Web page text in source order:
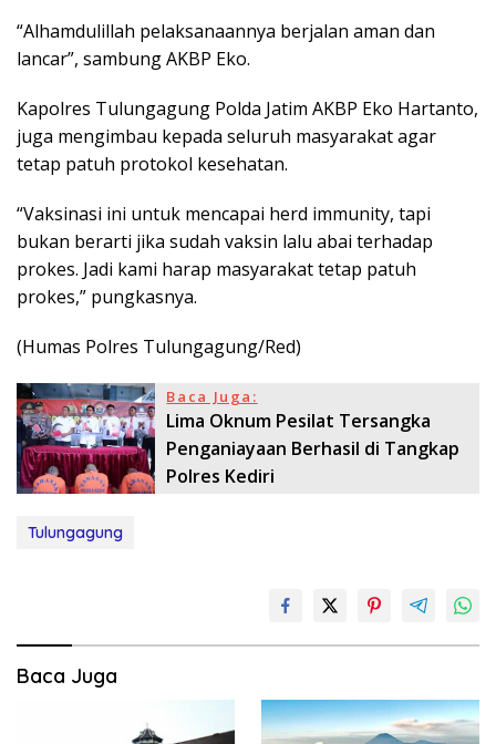
“Alhamdulillah pelaksanaannya berjalan aman dan
lancar”, sambung AKBP Eko.
Kapolres Tulungagung Polda Jatim AKBP Eko Hartanto,
juga mengimbau kepada seluruh masyarakat agar
tetap patuh protokol kesehatan.
“Vaksinasi ini untuk mencapai herd immunity, tapi
bukan berarti jika sudah vaksin lalu abai terhadap
prokes. Jadi kami harap masyarakat tetap patuh
prokes,” pungkasnya.
(Humas Polres Tulungagung/Red)
Baca Juga:
Lima Oknum Pesilat Tersangka
Penganiayaan Berhasil di Tangkap
Polres Kediri
Tulungagung
Baca Juga